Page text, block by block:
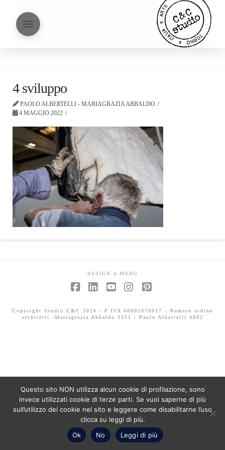
4 sviluppo
PAOLO ALBERTELLI - MARIAGRAZIA ABBALDO
4 MAGGIO 2022
ASSIGN A MENU
Copyright Studio C&C 2026 - P.IVA 08601070017 - Numero ordine
architetti -Mariagrazia Abbaldo 3351 - Paolo Albertelli 4802
Questo sito NON utilizza alcun cookie di profilazione, sono
invece utilizzati cookie di terze parti. Se vuoi saperne di più
sull’utilizzo dei cookie nel sito e leggere come disabilitarne l’uso
clicca su leggi di più.
Ok
No Leggi di più